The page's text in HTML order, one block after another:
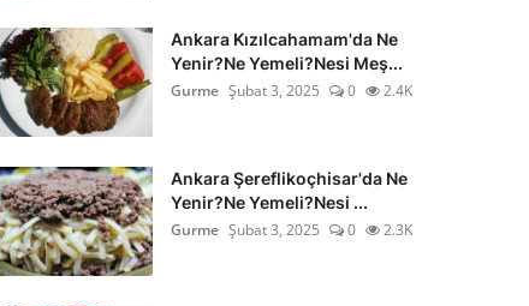
Ankara Kızılcahamam'da Ne
Yenir?Ne Yemeli?Nesi Meş...
Gurme Şubat 3, 2025 0 2.4K
Ankara Şereflikoçhisar'da Ne
Yenir?Ne Yemeli?Nesi ...
Gurme Şubat 3, 2025 0 2.3K